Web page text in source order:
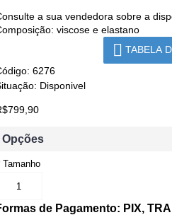
a sua vendedora sobre a
viscose e elastano
TABELA
6276
Disponivel
Opções
Tamanho
de Pagamento: PIX,